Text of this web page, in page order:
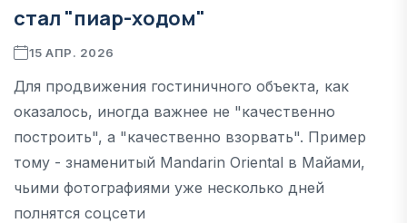
стал "пиар-ходом"
15 АПР. 2026
Для продвижения гостиничного объекта, как
оказалось, иногда важнее не "качественно
построить", а "качественно взорвать". Пример
тому - знаменитый Mandarin Oriental в Майами,
чьими фотографиями уже несколько дней
полнятся соцсети